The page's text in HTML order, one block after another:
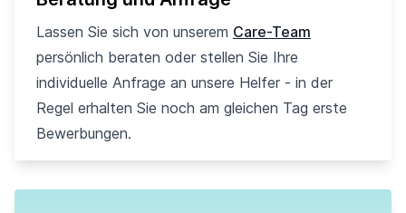
Lassen Sie sich von unserem Care-Team
persönlich beraten oder stellen Sie Ihre
individuelle Anfrage an unsere Helfer - in der
Regel erhalten Sie noch am gleichen Tag erste
Bewerbungen.